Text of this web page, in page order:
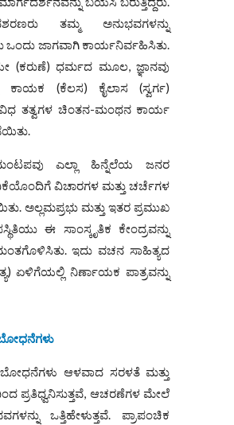
ತಮ್ಮ ಅನುಭವಗಳನ್ನು
ಒಂದು ಜಾಗವಾಗಿ ಕಾರ್ಯನಿರ್ವಹಿಸಿತು.
(ಕರುಣೆ) ಧರ್ಮದ ಮೂಲ, ಜ್ಞಾನವು
ಕಾಯಕ (ಕೆಲಸ) ಕೈಲಾಸ (ಸ್ವರ್ಗ)
ತತ್ವಗಳ ಚಿಂತನ-ಮಂಥನ ಕಾರ್ಯ
ಎಲ್ಲಾ ಹಿನ್ನೆಲೆಯ ಜನರ
ವಿಚಾರಗಳ ಮತ್ತು ಚರ್ಚೆಗಳ
ಅಲ್ಲಮಪ್ರಭು ಮತ್ತು ಇತರ ಪ್ರಮುಖ
ಈ ಸಾಂಸ್ಕೃತಿಕ ಕೇಂದ್ರವನ್ನು
ಇದು ವಚನ ಸಾಹಿತ್ಯದ
ಏಳಿಗೆಯಲ್ಲಿ ನಿರ್ಣಾಯಕ ಪಾತ್ರವನ್ನು
ಬೋಧನೆಗಳು ಆಳವಾದ ಸರಳತೆ ಮತ್ತು
ಪ್ರತಿಧ್ವನಿಸುತ್ತವೆ, ಆಚರಣೆಗಳ ಮೇಲೆ
ಒತ್ತಿಹೇಳುತ್ತವೆ. ಪ್ರಾಪಂಚಿಕ